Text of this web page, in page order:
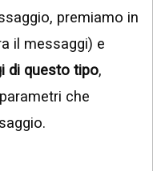
premiamo in
il messaggi) e
di questo tipo,
che